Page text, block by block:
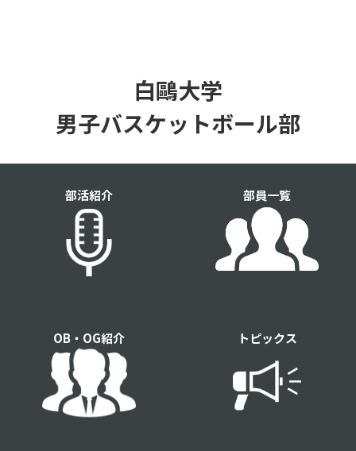
白鷗大学
男子バスケットボール部
部活紹介 部員一覧
OB・OG紹介 トピックス